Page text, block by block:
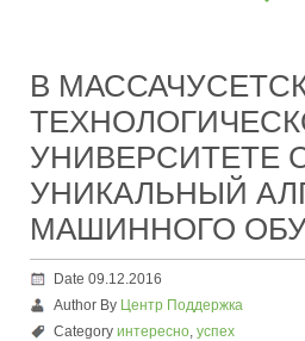
В
УНИВЕРСИТЕТЕ
УНИКАЛЬНЫЙ
МАШИННОГО
Date 09.12.2016
Author By Центр Поддержка
Category интересно, успех